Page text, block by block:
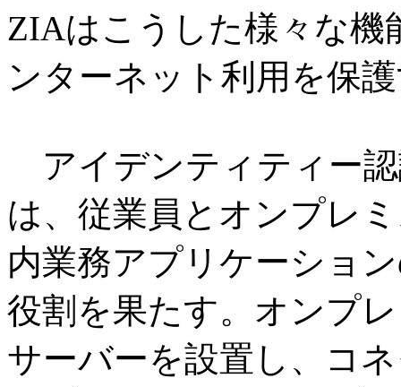
ZIAはこうした様々な機
ンターネット利用を保
アイデンティティー
は、従業員とオンプレ
内業務アプリケーショ
役割を果たす。オンプ
サーバーを設置し、コ